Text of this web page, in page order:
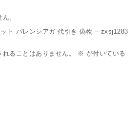
。
ト バレンシアガ 代引き 偽物 – zxsj1283”
ることはありません。
※ が付いている